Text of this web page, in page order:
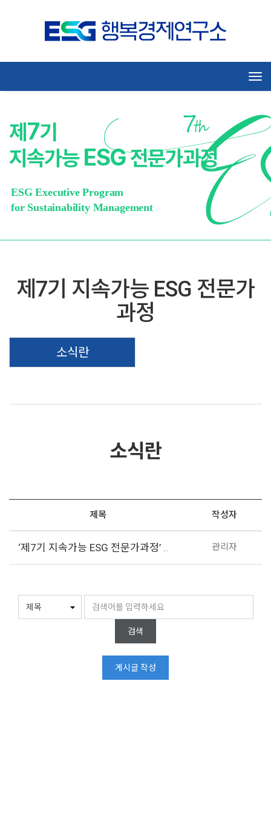
제 7기
지속가능ESG전문가과정
ESG Executive Program
for Sustainability Management
제7기 지속가능 ESG 전문가
과정
소식란
소식란
제목 작성자
‘제7기 지속가능 ESG 전문가과정’ 교육생을 모집합니다. 관리자
검색
게시글 작성